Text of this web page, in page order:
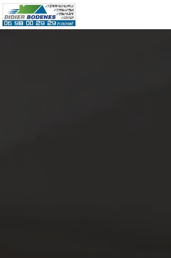
Panneau de gestion des cookies